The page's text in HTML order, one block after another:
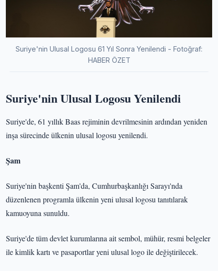
Suriye'nin Ulusal Logosu 61 Yıl Sonra Yenilendi - Fotoğraf:
HABER ÖZET
Suriye'nin Ulusal Logosu Yenilendi
Suriye'de, 61 yıllık Baas rejiminin devrilmesinin ardından yeniden
inşa sürecinde ülkenin ulusal logosu yenilendi.
Şam
Suriye'nin başkenti Şam'da, Cumhurbaşkanlığı Sarayı'nda
düzenlenen programla ülkenin yeni ulusal logosu tanıtılarak
kamuoyuna sunuldu.
Suriye'de tüm devlet kurumlarına ait sembol, mühür, resmi belgeler
ile kimlik kartı ve pasaportlar yeni ulusal logo ile değiştirilecek.